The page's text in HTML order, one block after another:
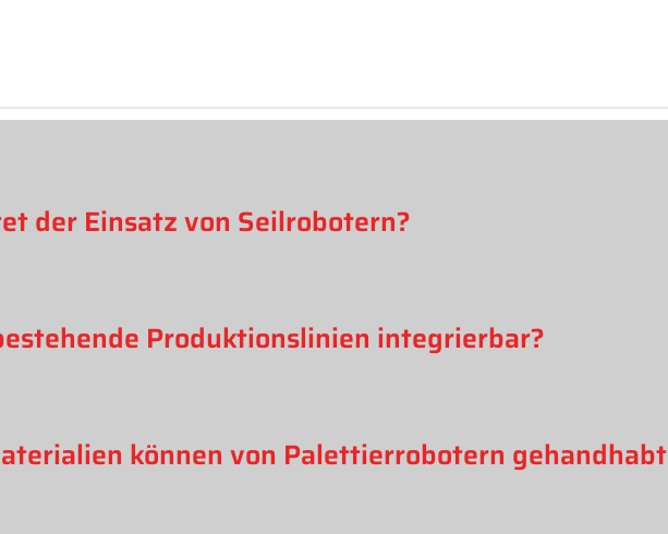
der Einsatz von Seilrobotern?
Produktionslinien integrierbar?
können von Palettierrobotern gehandhabt